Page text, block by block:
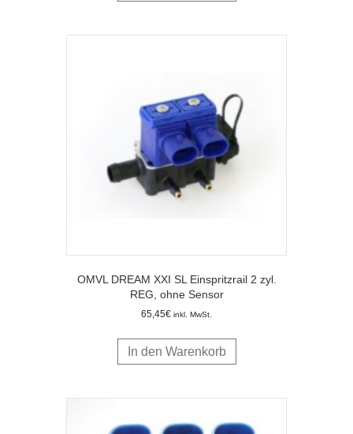
OMVL DREAM XXI SL Einspritzrail 2 zyl.
REG, ohne Sensor
65,45€ inkl. MwSt.
In den Warenkorb